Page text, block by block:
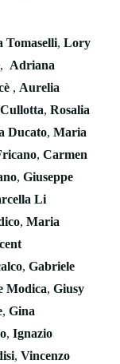
Tomaselli, Lory
, Adriana
, Aurelia
, Rosalia
Ducato, Maria
, Carmen
, Giuseppe
Li
, Maria
, Gabriele
Modica, Giusy
, Gina
, Ignazio
, Vincenzo